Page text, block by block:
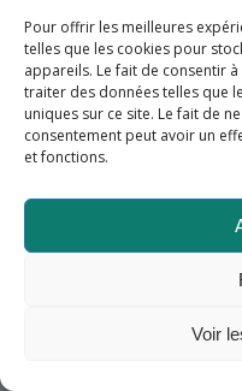
Pour offrir les meilleures
telles que les cookies pour
appareils. Le fait de consentir
traiter des données telles que
uniques sur ce site. Le fait de
consentement peut avoir un
et fonctions.
Voir
VENIR Conditions générales